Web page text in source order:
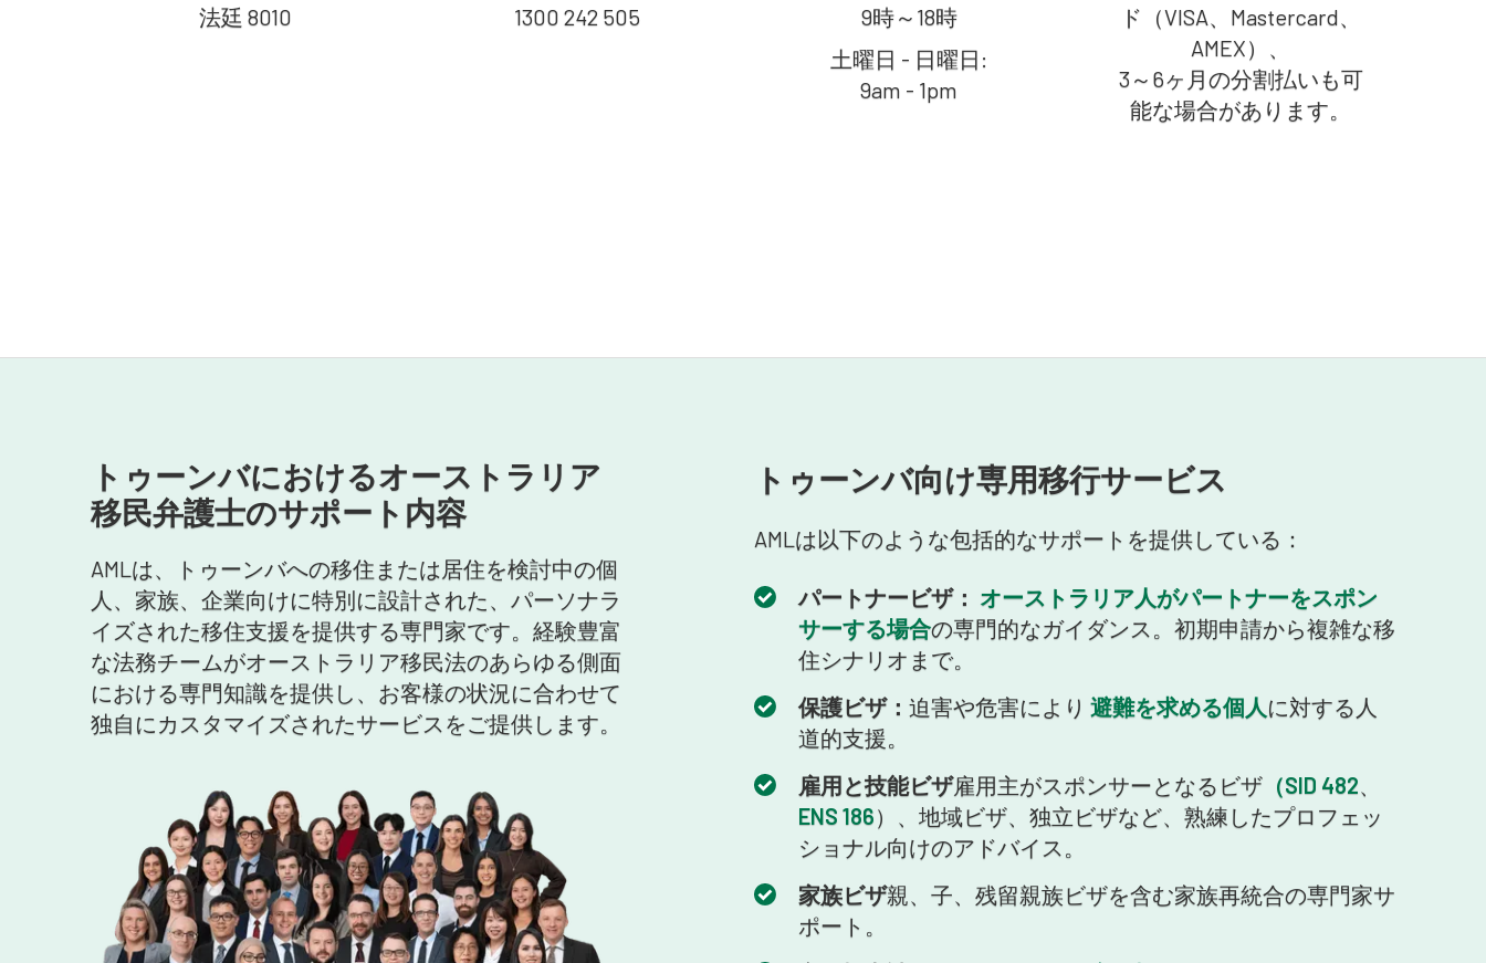
法廷 8010
1300 242 505
9時～18時
土曜日 - 日曜日:
9am - 1pm
ド（VISA、Mastercard、
AMEX）、
3～6ヶ月の分割払いも可
能な場合があります。
トゥーンバにおけるオーストラリア
移民弁護士のサポート内容
AMLは、トゥーンバへの移住または居住を検討中の個
人、家族、企業向けに特別に設計された、パーソナラ
イズされた移住支援を提供する専門家です。経験豊富
な法務チームがオーストラリア移民法のあらゆる側面
における専門知識を提供し、お客様の状況に合わせて
独自にカスタマイズされたサービスをご提供します。
トゥーンバ向け専用移行サービス
AMLは以下のような包括的なサポートを提供している：
パートナービザ： オーストラリア人がパートナーをスポン
サーする場合の専門的なガイダンス。初期申請から複雑な移
住シナリオまで。
保護ビザ： 迫害や危害により 避難を求める個人 に対する人
道的支援。
雇用と技能ビザ雇用主がスポンサーとなるビザ （SID 482、
ENS 186）、地域ビザ、独立ビザなど、熟練したプロフェッ
ショナル向けのアドバイス。
家族ビザ親、子、残留親族ビザを含む家族再統合の専門家サ
ポート。